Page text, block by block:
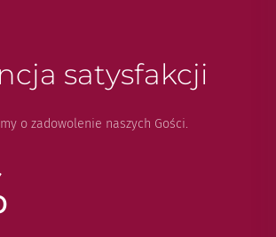
satysfakcji
o zadowolenie naszych Gości.